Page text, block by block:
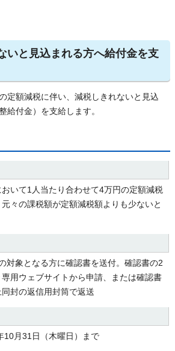
いと見込まれる方へ給付金を支
定額減税に伴い、減税しきれないと見込
給付金）を支給します。
いて1人当たり合わせて4万円の定額減税
々の課税額が定額減税額よりも少ないと
対象となる方に確認書を送付。確認書の2
用ウェブサイトから申請、または確認書
封の返信用封筒で返送
10月31日（木曜日）まで